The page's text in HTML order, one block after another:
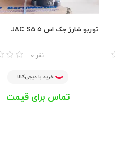
توربو شارژ جک اس ۵ JAC S5
0 نفر
خرید با دیجی‌کالا
تماس برای قیمت